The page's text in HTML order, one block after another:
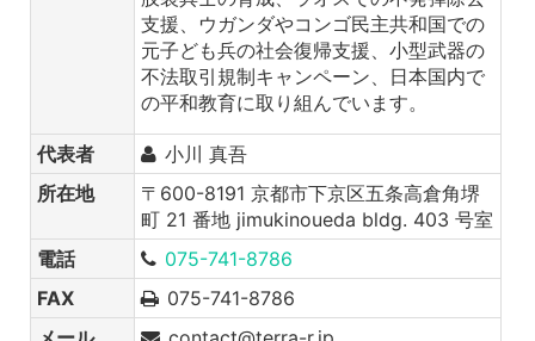
支援、ウガンダやコンゴ民主共和国での
元子ども兵の社会復帰支援、小型武器の
不法取引規制キャンペーン、日本国内で
の平和教育に取り組んでいます。
代表者
小川 真吾
所在地
〒600-8191 京都市下京区五条高倉角堺
町 21 番地 jimukinoueda bldg. 403 号室
電話
075-741-8786
FAX
075-741-8786